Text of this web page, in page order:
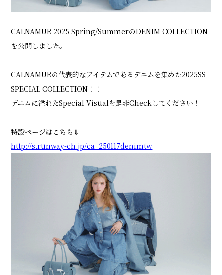
ONLINE STORE
CALNAMUR 2025 Spring/SummerのDENIM COLLECTION
を公開しました。
CALNAMURの代表的なアイテムであるデニムを集めた2025SS
SPECIAL COLLECTION！！
デニムに溢れたSpecial Visualを是非Checkしてください！
特設ページはこちら⇓
http://s.runway-ch.jp/ca_250117denimtw